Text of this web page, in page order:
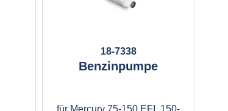
18-7338
Benzinpumpe
für Mercury 75-150 EFI, 150-